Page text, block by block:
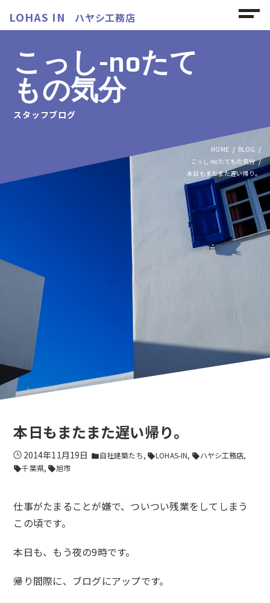
LOHAS IN ハヤシ工務店
こっし-noたて
もの気分
スタッフブログ
HOME
BLOG
こっし-noたてもの気分
本日もまたまた遅い帰り。
本日もまたまた遅い帰り。
2014年11月19日 folder自社建築たち sellLOHAS-IN sellハヤシ工務店
sell千葉県 sell旭市
仕事がたまることが嫌で、ついつい残業をしてしまう
この頃です。
本日も、もう夜の9時です。
帰り間際に、ブログにアップです。